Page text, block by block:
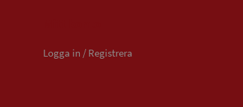
Logga in / Registrera